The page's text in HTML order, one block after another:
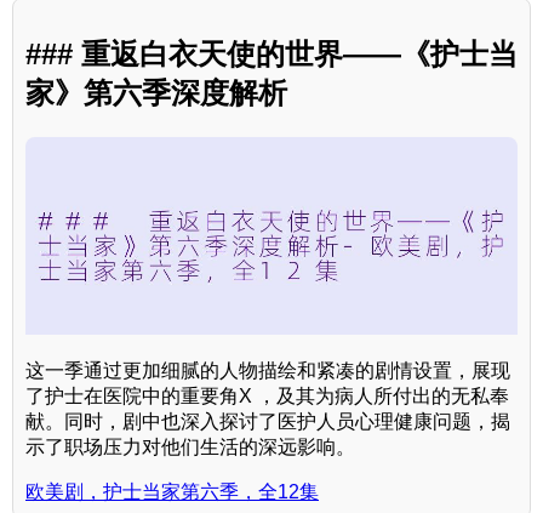
### 重返白衣天使的世界——《护士当
家》第六季深度解析
这一季通过更加细腻的人物描绘和紧凑的剧情设置，展现
了护士在医院中的重要角X ，及其为病人所付出的无私奉
献。同时，剧中也深入探讨了医护人员心理健康问题，揭
示了职场压力对他们生活的深远影响。
欧美剧，护士当家第六季，全12集